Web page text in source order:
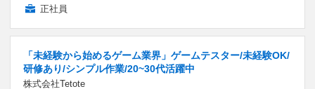
正社員
「未経験から始めるゲーム業界」ゲームテスター/未経験OK/
研修あり/シンプル作業/20~30代活躍中
株式会社Tetote